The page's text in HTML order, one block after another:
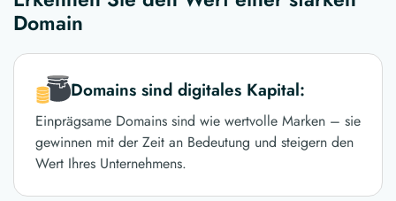
Domain
Domains sind digitales Kapital:
Einprägsame Domains sind wie wertvolle Marken – sie
gewinnen mit der Zeit an Bedeutung und steigern den
Wert Ihres Unternehmens.